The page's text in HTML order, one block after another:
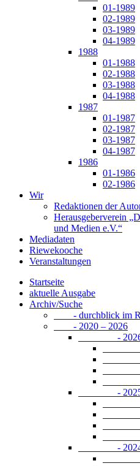
01-1989
02-1989
03-1989
04-1989
1988
01-1988
02-1988
03-1988
04-1988
1987
01-1987
02-1987
03-1987
04-1987
1986
01-1986
02-1986
Wir
Redaktionen der
Herausgeberverein
und Medien e.V.“
Mediadaten
Riewekooche
Veranstaltungen
Startseite
aktuelle Ausgabe
Archiv/Suche
- durchblick im
- 2020 – 2026
-
-
-
-
-
-
-
-
-
-
-
-